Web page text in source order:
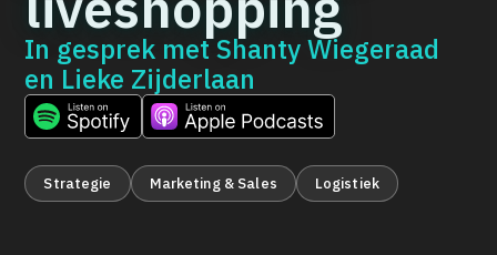
In gesprek metShanty Wiegeraad
en Lieke Zijderlaan
Strategie Marketing & Sales Logistiek